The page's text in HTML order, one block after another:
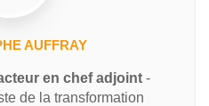
AUFFRAY
en chef adjoint -
de la transformation